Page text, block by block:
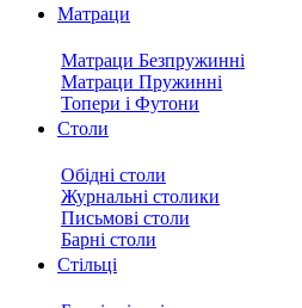
Матраци
Матраци Безпружинні
Матраци Пружинні
Топери і Футони
Столи
Обідні столи
Журнальні столики
Письмові столи
Барні столи
Стільці